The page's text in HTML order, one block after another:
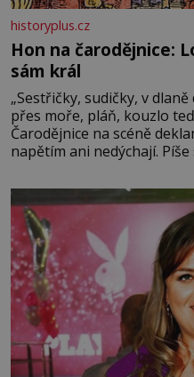
historyplus.cz
Hon na čarodějnice:
sám král
„Sestřičky, sudičky, v
přes moře, pláň, kouzlo
Čarodějnice na scéně
napětím ani nedýchají.
Tragédii o Macbethovi.
v roce 1603 vystřídal